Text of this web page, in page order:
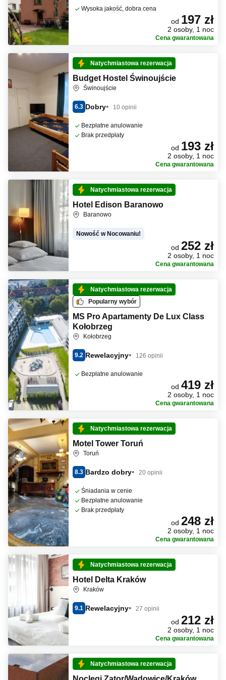
Wysoka jakość, dobra cena
od 197 zł
2 osoby, 1 noc
Cena gwarantowana
Natychmiastowa rezerwacja
Budget Hostel Świnoujście
Świnoujście
6.3 Dobry 10 opinii
Bezpłatne anulowanie
Brak przedpłaty
od 193 zł
2 osoby, 1 noc
Cena gwarantowana
Natychmiastowa rezerwacja
Hotel Edison Baranowo
Baranowo
Nowość w Nocowaniu!
od 252 zł
2 osoby, 1 noc
Cena gwarantowana
Natychmiastowa rezerwacja
Popularny wybór
MS Pro Apartamenty De Lux Class
Kołobrzeg
Kołobrzeg
9.2 Rewelacyjny 126 opinii
Bezpłatne anulowanie
od 419 zł
2 osoby, 1 noc
Cena gwarantowana
Natychmiastowa rezerwacja
Motel Tower Toruń
Toruń
8.3 Bardzo dobry 20 opinii
Śniadania w cenie
Bezpłatne anulowanie
Brak przedpłaty
od 248 zł
2 osoby, 1 noc
Cena gwarantowana
Natychmiastowa rezerwacja
Hotel Delta Kraków
Kraków
9.1 Rewelacyjny 27 opinii
od 212 zł
2 osoby, 1 noc
Cena gwarantowana
Natychmiastowa rezerwacja